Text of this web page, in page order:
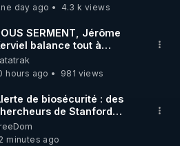
SUR ODYSEE
sont aussi sur la
day ago
4.3 k views
SERMENT, Jérôme
balance tout à
!
hours ago
981 views
de biosécurité : des
de Stanford
l’IA pour concevoir
virus ***
minutes ago